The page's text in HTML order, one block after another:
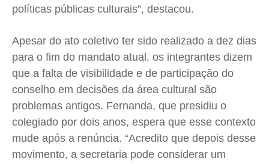
políticas públicas culturais”, destacou.
Apesar do ato coletivo ter sido realizado a dez dias
para o fim do mandato atual, os integrantes dizem
que a falta de visibilidade e de participação do
conselho em decisões da área cultural são
problemas antigos. Fernanda, que presidiu o
colegiado por dois anos, espera que esse contexto
mude após a renúncia. “Acredito que depois desse
movimento, a secretaria pode considerar um